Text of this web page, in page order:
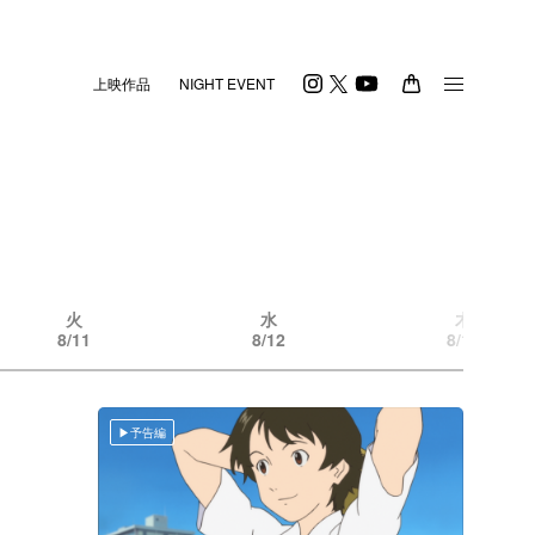
上映作品 NIGHT EVENT
火
8/11
水
8/12
木
8/13
予告編